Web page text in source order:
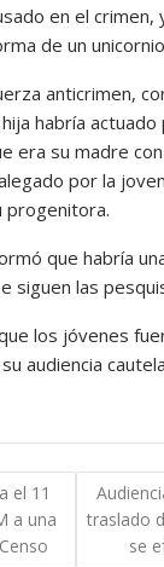
en el
de un
anticrimen,
habría
era su madre
por la
progenitora.
que habría
siguen las
los jóvenes
audiencia
el 11
a una
traslado
se